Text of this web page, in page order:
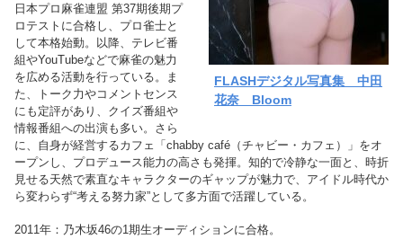
FLASHデジタル写真集 中田
花奈 Bloom
日本プロ麻雀連盟 第37期後期プ
ロテストに合格し、プロ雀士と
して本格始動。以降、テレビ番
組やYouTubeなどで麻雀の魅力
を広める活動を行っている。ま
た、トーク力やコメントセンス
にも定評があり、クイズ番組や
情報番組への出演も多い。さら
に、自身が経営するカフェ「chabby café（チャビー・カフェ）」をオ
ープンし、プロデュース能力の高さも発揮。知的で冷静な一面と、時折
見せる天然で素直なキャラクターのギャップが魅力で、アイドル時代か
ら変わらず“考える努力家”として多方面で活躍している。
2011年：乃木坂46の1期生オーディションに合格。